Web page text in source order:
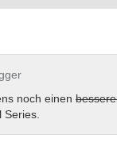
noch einen